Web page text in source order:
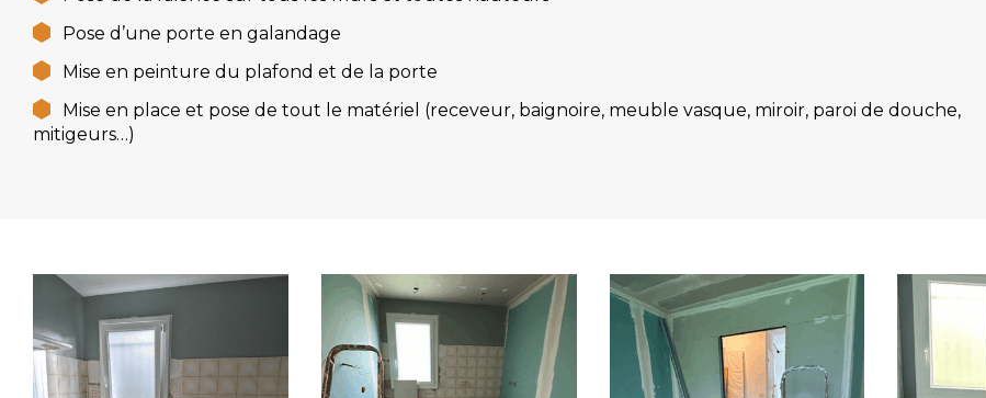
Pose d’une porte en galandage
Mise en peinture du plafond et de la porte
Mise en place et pose de tout le matériel (receveur, baignoire, meuble vasque, miroir, paroi de douche,
mitigeurs…)